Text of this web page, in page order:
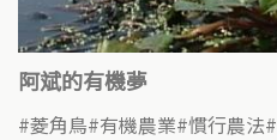
阿斌的有機夢
菱角鳥 有機農業 慣行農法